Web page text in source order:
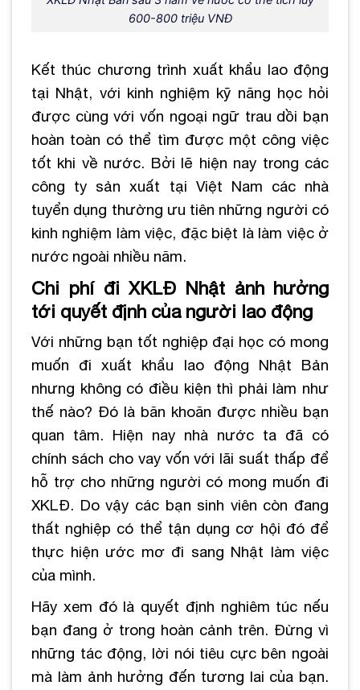
600-800 triệu VNĐ
Kết thúc chương trình xuất khẩu lao động
tại Nhật, với kinh nghiệm kỹ năng học hỏi
được cùng với vốn ngoại ngữ trau dồi bạn
hoàn toàn có thể tìm được một công việc
tốt khi về nước. Bởi lẽ hiện nay trong các
công ty sản xuất tại Việt Nam các nhà
tuyển dụng thường ưu tiên những người có
kinh nghiệm làm việc, đặc biệt là làm việc ở
nước ngoài nhiều năm.
Chi phí đi XKLĐ Nhật ảnh hưởng
tới quyết định của người lao động
Với những bạn tốt nghiệp đại học có mong
muốn đi xuất khẩu lao động Nhật Bản
nhưng không có điều kiện thì phải làm như
thế nào? Đó là băn khoăn được nhiều bạn
quan tâm. Hiện nay nhà nước ta đã có
chính sách cho vay vốn với lãi suất thấp để
hỗ trợ cho những người có mong muốn đi
XKLĐ. Do vậy các bạn sinh viên còn đang
thất nghiệp có thể tận dụng cơ hội đó để
thực hiện ước mơ đi sang Nhật làm việc
của mình.
Hãy xem đó là quyết định nghiêm túc nếu
bạn đang ở trong hoàn cảnh trên. Đừng vì
những tác động, lời nói tiêu cực bên ngoài
mà làm ảnh hưởng đến tương lai của bạn.